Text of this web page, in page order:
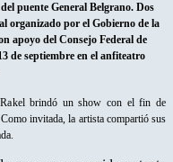
puente General Belgrano. Dos
organizado por el Gobierno de la
apoyo del Consejo Federal de
de septiembre en el anfiteatro
Rakel brindó un show con el fin de
invitada, la artista compartió sus